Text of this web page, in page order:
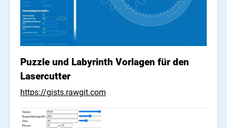
Puzzle und Labyrinth Vorlagen für den
Lasercutter
https://gists.rawgit.com